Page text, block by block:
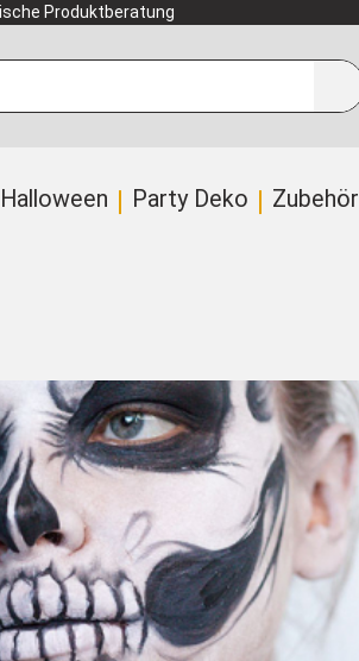
Produktberatung
Halloween Party Deko Zubehör